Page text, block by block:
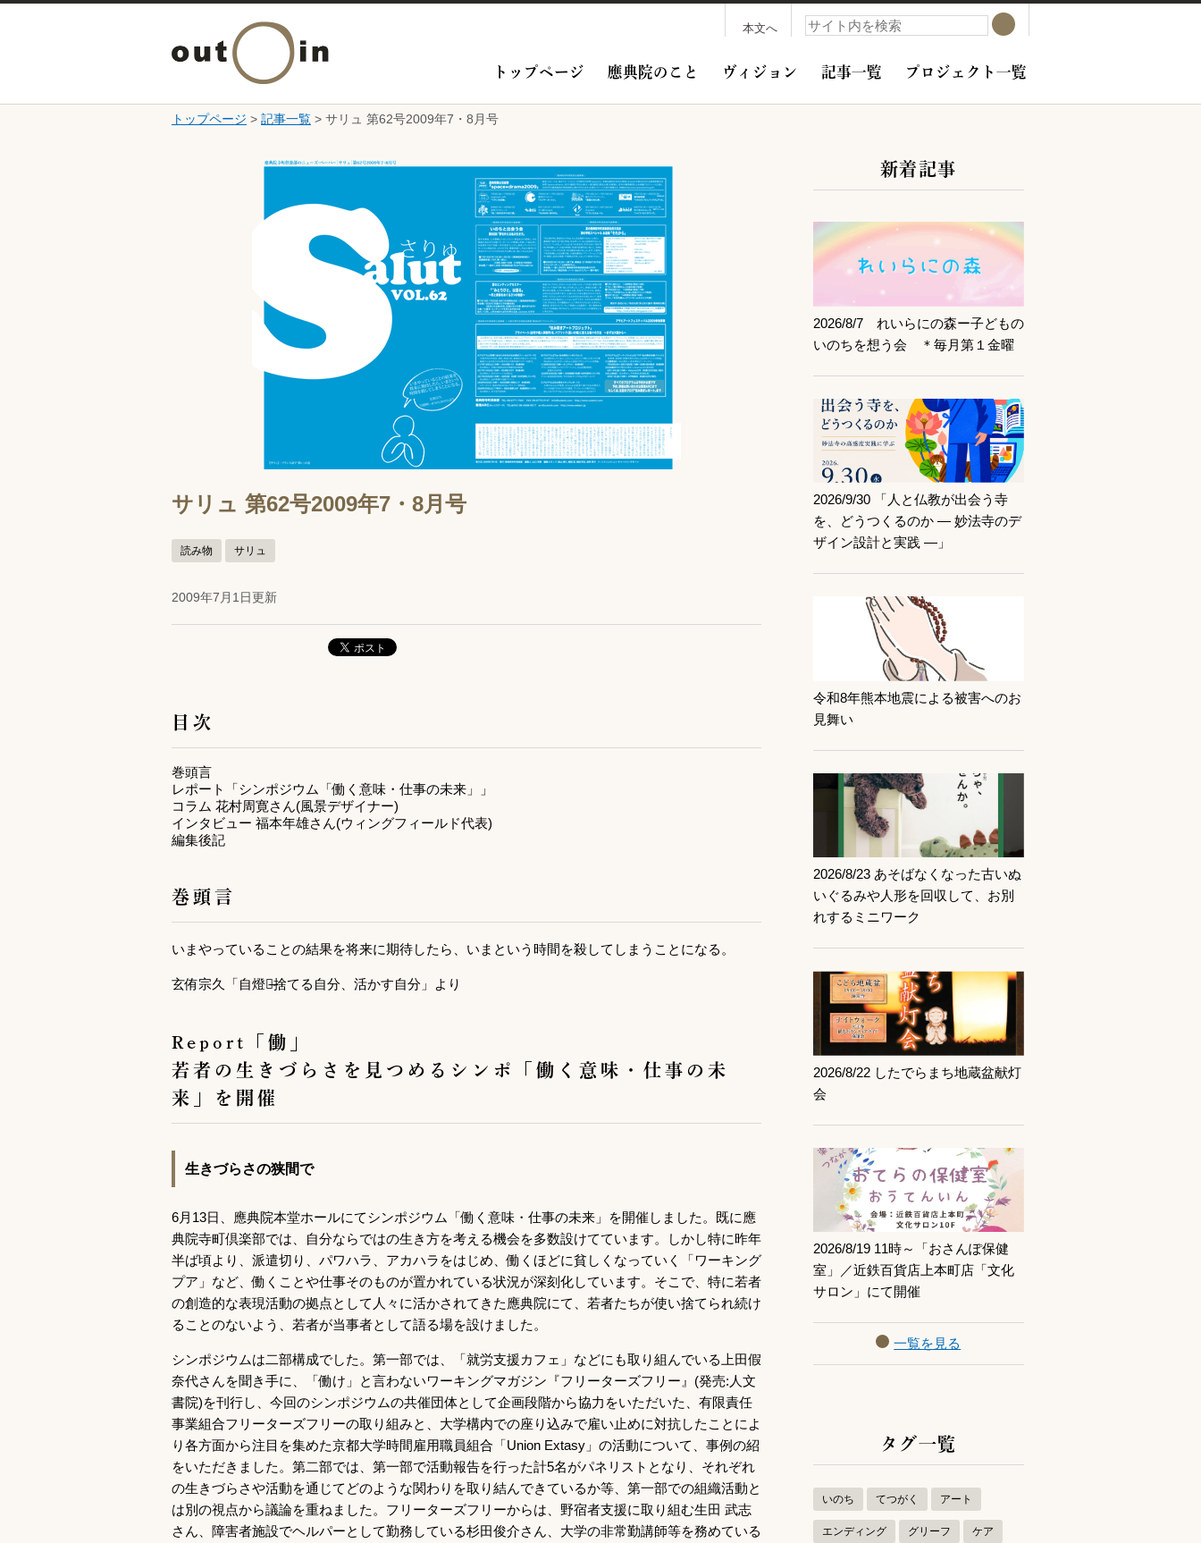
本文へ 検索
検索
トップページ 應典院のこと ヴィジョン 記事一覧 プロジェクト一覧
トップページ > 記事一覧 > サリュ 第62号2009年7・8月号
サリュ 第62号2009年7・8月号
読み物 サリュ
2009年7月1日更新
目次
巻頭言
レポート「シンポジウム「働く意味・仕事の未来」」
コラム 花村周寛さん(風景デザイナー)
インタビュー 福本年雄さん(ウィングフィールド代表)
編集後記
巻頭言
いまやっていることの結果を将来に期待したら、いまという時間を殺してしまうことになる。
玄侑宗久「自燈明̶捨てる自分、活かす自分」より
Report「働」
若者の生きづらさを見つめるシンポ「働く意味・仕事の未
来」を開催
生きづらさの狭間で
6月13日、應典院本堂ホールにてシンポジウム「働く意味・仕事の未来」を開催しました。既に應
典院寺町倶楽部では、自分ならではの生き方を考える機会を多数設けてています。しかし特に昨年
半ば頃より、派遣切り、パワハラ、アカハラをはじめ、働くほどに貧しくなっていく「ワーキング
プア」など、働くことや仕事そのものが置かれている状況が深刻化しています。そこで、特に若者
の創造的な表現活動の拠点として人々に活かされてきた應典院にて、若者たちが使い捨てられ続け
ることのないよう、若者が当事者として語る場を設けました。
シンポジウムは二部構成でした。第一部では、「就労支援カフェ」などにも取り組んでいる上田假
奈代さんを聞き手に、「働け」と言わないワーキングマガジン『フリーターズフリー』(発売:人文
書院)を刊行し、今回のシンポジウムの共催団体として企画段階から協力をいただいた、有限責任
事業組合フリーターズフリーの取り組みと、大学構内での座り込みで雇い止めに対抗したことによ
り各方面から注目を集めた京都大学時間雇用職員組合「Union Extasy」の活動について、事例の紹
をいただきました。第二部では、第一部で活動報告を行った計5名がパネリストとなり、それぞれ
の生きづらさや活動を通じてどのような関わりを取り結んできているか等、第一部での組織活動と
は別の視点から議論を重ねました。フリーターズフリーからは、野宿者支援に取り組む生田 武志
さん、障害者施設でヘルパーとして勤務している杉田俊介さん、大学の非常勤講師等を務めている
サブコンテンツ
新着記事
2026/8/7 れいらにの森ー子どもの
いのちを想う会 ＊毎月第１金曜
記事を読む
2026/9/30 「人と仏教が出会う寺
を、どうつくるのか ― 妙法寺のデ
ザイン設計と実践 ―」
記事を読む
令和8年熊本地震による被害へのお
見舞い
記事を読む
2026/8/23 あそばなくなった古いぬ
いぐるみや人形を回収して、お別
れするミニワーク
記事を読む
2026/8/22 したでらまち地蔵盆献灯
会
記事を読む
2026/8/19 11時～「おさんぽ保健
室」／近鉄百貨店上本町店「文化
サロン」にて開催
記事を読む
一覧を見る
タグ一覧
いのち てつがく アート
エンディング グリーフ ケア